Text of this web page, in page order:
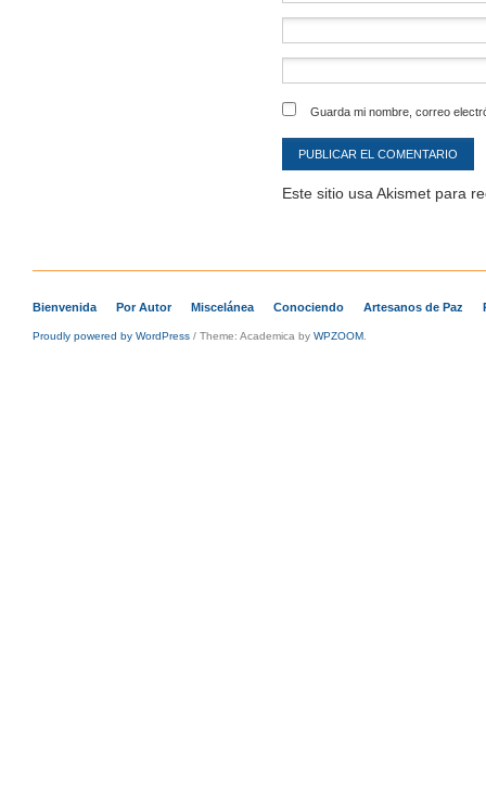
Guarda mi nombre, correo
Este sitio usa Akismet para
Bienvenida Por Autor Miscelánea Conociendo Artesanos de Paz
Proudly powered by WordPress / Theme: Academica by WPZOOM